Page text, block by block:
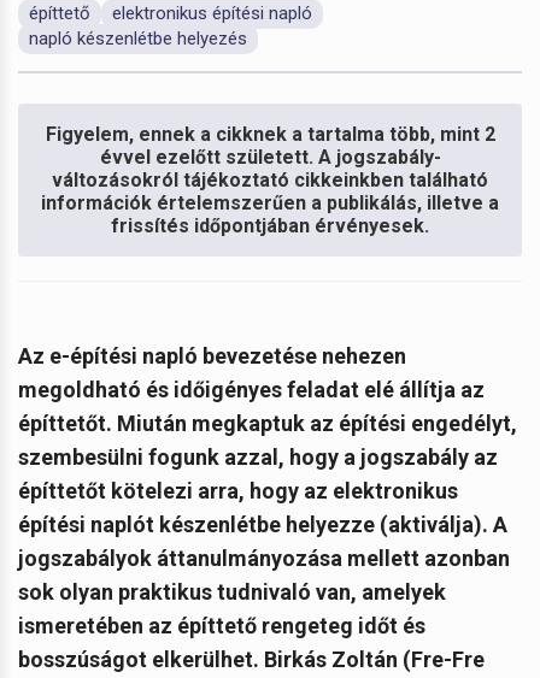
építtető
elektronikus építési napló
napló készenlétbe helyezés
Figyelem, ennek a cikknek a tartalma több, mint 2
évvel ezelőtt született. A jogszabály-
változásokról tájékoztató cikkeinkben található
információk értelemszerűen a publikálás, illetve a
frissítés időpontjában érvényesek.
Az e-építési napló bevezetése nehezen
megoldható és időigényes feladat elé állítja az
építtetőt. Miután megkaptuk az építési engedélyt,
szembesülni fogunk azzal, hogy a jogszabály az
építtetőt kötelezi arra, hogy az elektronikus
építési naplót készenlétbe helyezze (aktiválja). A
jogszabályok áttanulmányozása mellett azonban
sok olyan praktikus tudnivaló van, amelyek
ismeretében az építtető rengeteg időt és
bosszúságot elkerülhet. Birkás Zoltán (Fre-Fre